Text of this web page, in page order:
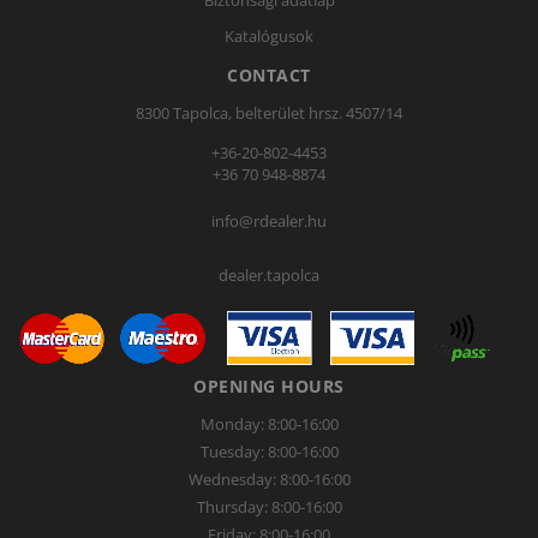
Katalógusok
CONTACT
8300 Tapolca, belterület hrsz. 4507/14
+36-20-802-4453
+36 70 948-8874
info@rdealer.hu
dealer.tapolca
OPENING HOURS
Monday: 8:00-16:00
Tuesday: 8:00-16:00
Wednesday: 8:00-16:00
Thursday: 8:00-16:00